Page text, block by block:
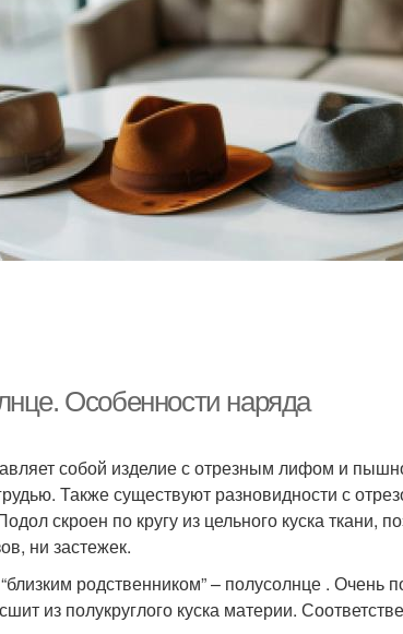
Особенности наряда
собой изделие с отрезным лифом и
Также существуют разновидности с
скроен по кругу из цельного куска ткани,
ни застежек.
родственником” – полусолнце .
из полукруглого куска материи.